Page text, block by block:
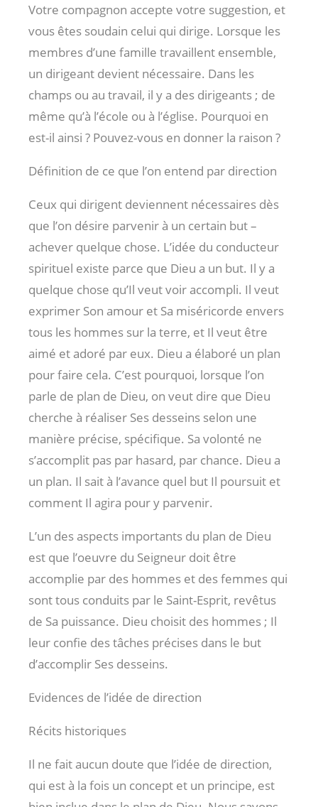
Votre compagnon accepte votre suggestion, et
vous êtes soudain celui qui dirige. Lorsque les
membres d’une famille travaillent ensemble,
un dirigeant devient nécessaire. Dans les
champs ou au travail, il y a des dirigeants ; de
même qu’à l’école ou à l’église. Pourquoi en
est-il ainsi ? Pouvez-vous en donner la raison ?
Définition de ce que l’on entend par direction
Ceux qui dirigent deviennent nécessaires dès
que l’on désire parvenir à un certain but –
achever quelque chose. L’idée du conducteur
spirituel existe parce que Dieu a un but. Il y a
quelque chose qu’Il veut voir accompli. Il veut
exprimer Son amour et Sa miséricorde envers
tous les hommes sur la terre, et Il veut être
aimé et adoré par eux. Dieu a élaboré un plan
pour faire cela. C’est pourquoi, lorsque l’on
parle de plan de Dieu, on veut dire que Dieu
cherche à réaliser Ses desseins selon une
manière précise, spécifique. Sa volonté ne
s’accomplit pas par hasard, par chance. Dieu a
un plan. Il sait à l’avance quel but Il poursuit et
comment Il agira pour y parvenir.
L’un des aspects importants du plan de Dieu
est que l’oeuvre du Seigneur doit être
accomplie par des hommes et des femmes qui
sont tous conduits par le Saint-Esprit, revêtus
de Sa puissance. Dieu choisit des hommes ; Il
leur confie des tâches précises dans le but
d’accomplir Ses desseins.
Evidences de l’idée de direction
Récits historiques
Il ne fait aucun doute que l’idée de direction,
qui est à la fois un concept et un principe, est